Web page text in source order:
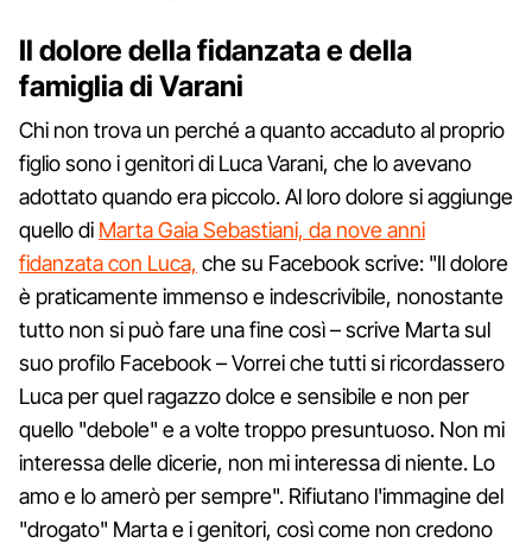
Il dolore della fidanzata e della
famiglia di Varani
Chi non trova un perché a quanto accaduto al proprio
figlio sono i genitori di Luca Varani, che lo avevano
adottato quando era piccolo. Al loro dolore si aggiunge
quello di Marta Gaia Sebastiani, da nove anni
fidanzata con Luca, che su Facebook scrive: "Il dolore
è praticamente immenso e indescrivibile, nonostante
tutto non si può fare una fine così – scrive Marta sul
suo profilo Facebook – Vorrei che tutti si ricordassero
Luca per quel ragazzo dolce e sensibile e non per
quello "debole" e a volte troppo presuntuoso. Non mi
interessa delle dicerie, non mi interessa di niente. Lo
amo e lo amerò per sempre". Rifiutano l'immagine del
"drogato" Marta e i genitori, così come non credono